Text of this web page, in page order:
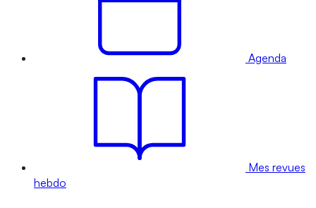
Agenda
Mes revues
hebdo